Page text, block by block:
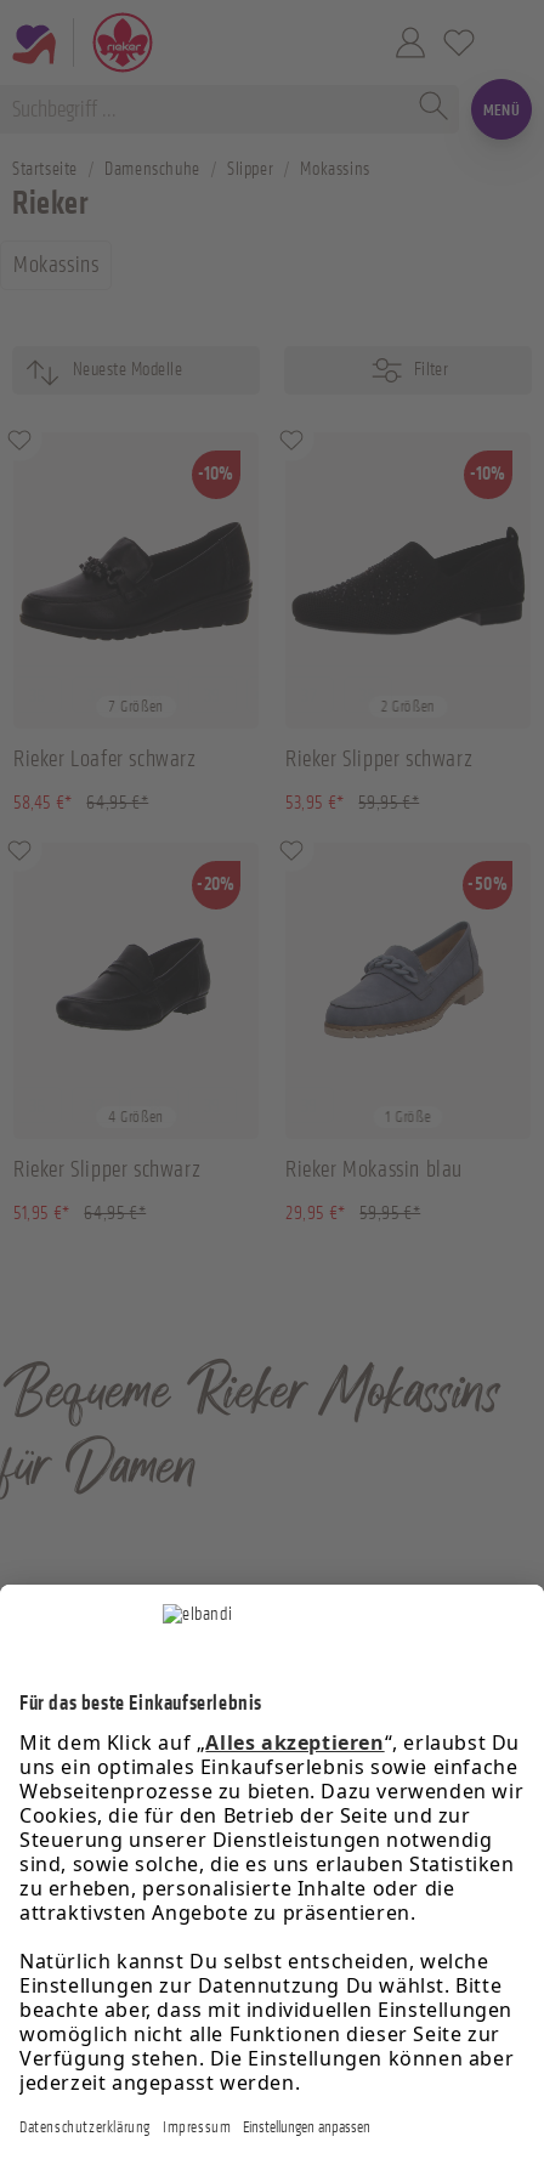
MENÜ
Startseite Damenschuhe Slipper Mokassins
Rieker
Mokassins
Filter
-10%
Rieker Loafer schwarz
7 Größen
38
58,45 €* 64,95 €*
-10%
Rieker Slipper schwarz
2 Größen
53,95 €* 59,95 €*
-20%
Rieker Slipper schwarz
4 Größen
38
51,95 €* 64,95 €*
-50%
Rieker Mokassin blau
1 Größe
29,95 €* 59,95 €*
Bequeme Rieker Mokassins
für Damen
Service-Hotline
Informationen
Rechtliches
Über uns
Newsletter
Folge uns für exklusive Angebote & Aktionen: